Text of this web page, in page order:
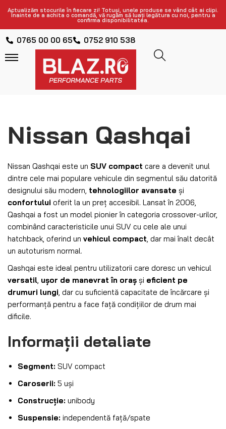
Actualizăm stocurile în fiecare zi! Totuși, unele produse se vând cât ai clipi.
Înainte de a achita o comandă, vă rugăm să luați legătura cu noi, pentru a
confirma disponibilitatea.
0765 00 00 65 0752 910 538
Nissan Qashqai
Nissan Qashqai este un SUV compact care a devenit unul
dintre cele mai populare vehicule din segmentul său datorită
designului său modern, tehnologiilor avansate și
confortului oferit la un preț accesibil. Lansat în 2006,
Qashqai a fost un model pionier în categoria crossover-urilor,
combinând caracteristicile unui SUV cu cele ale unui
hatchback, oferind un vehicul compact , dar mai înalt decât
un autoturism normal.
Qashqai este ideal pentru utilizatorii care doresc un vehicul
versatil ușor de manevrat în oraș și eficient pe
drumuri lungi , dar cu suficientă capacitate de încărcare și
performanță pentru a face față condițiilor de drum mai
dificile.
Informații detaliate
Segment: SUV compact
Caroserii: 5 uși
Construcție: unibody
Suspensie: independentă față/spate